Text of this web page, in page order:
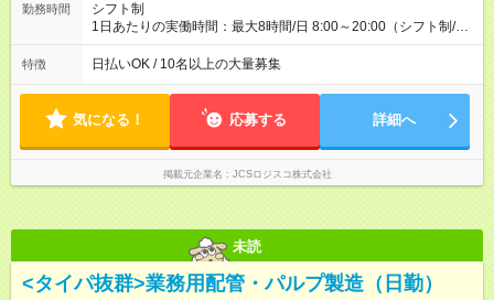
勤務時間
シフト制
1日あたりの実働時間：最大8時間/日 8:00～20:00（シフト制/実
働8時間） ※週5日勤務（場所次第では週4も有り） ※配達状況に
よって時間外での勤務可能性有り ※案件により多少の前後あり
特徴 日払いOK / 10名以上の大量募集
気になる！ 応募する 詳細へ
掲載元企業名 JCSロジスコ株式会社
未読
<タイパ抜群>業務用配管・パルプ製造（日勤）